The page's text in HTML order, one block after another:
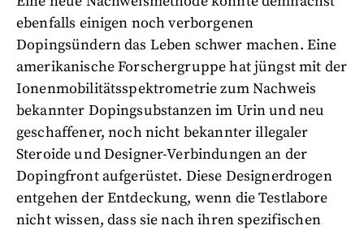
ebenfalls einigen noch verborgenen
Dopingsündern das Leben schwer machen. Eine
amerikanische Forschergruppe hat jüngst mit der
Ionenmobilitätsspektrometrie zum Nachweis
bekannter Dopingsubstanzen im Urin und neu
geschaffener, noch nicht bekannter illegaler
Steroide und Designer-Verbindungen an der
Dopingfront aufgerüstet. Diese Designerdrogen
entgehen der Entdeckung, wenn die Testlabore
nicht wissen, dass sie nach ihren spezifischen